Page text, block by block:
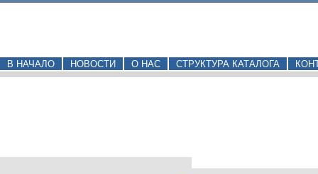
В НАЧАЛО НОВОСТИ О НАС СТРУКТУРА КАТАЛОГА